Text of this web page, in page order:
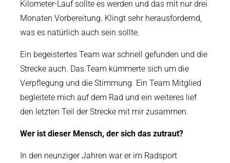
Kilometer-Lauf sollte es werden und das mit nur drei
Monaten Vorbereitung. Klingt sehr herausfordernd,
was es natürlich auch sein sollte.
Ein begeistertes Team war schnell gefunden und die
Strecke auch. Das Team kümmerte sich um die
Verpflegung und die Stimmung. Ein Team Mitglied
begleitete mich auf dem Rad und ein weiteres lief
den letzten Teil der Strecke mit mir zusammen.
Wer ist dieser Mensch, der sich das zutraut?
In den neunziger Jahren war er im Radsport